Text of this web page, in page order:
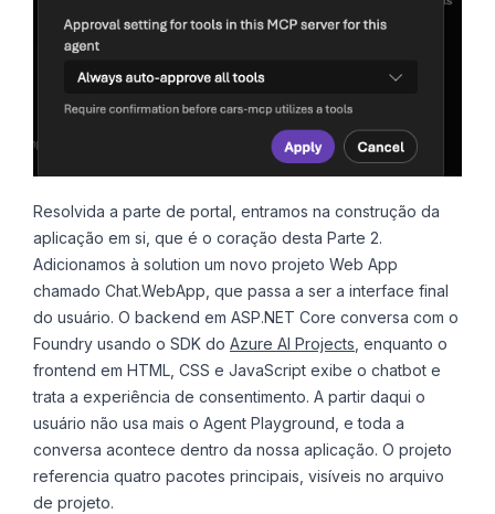
Resolvida a parte de portal, entramos na construção da
aplicação em si, que é o coração desta Parte 2.
Adicionamos à solution um novo projeto Web App
chamado Chat.WebApp, que passa a ser a interface final
do usuário. O backend em ASP.NET Core conversa com o
Foundry usando o SDK do Azure AI Projects , enquanto o
frontend em HTML, CSS e JavaScript exibe o chatbot e
trata a experiência de consentimento. A partir daqui o
usuário não usa mais o Agent Playground, e toda a
conversa acontece dentro da nossa aplicação. O projeto
referencia quatro pacotes principais, visíveis no arquivo
de projeto.